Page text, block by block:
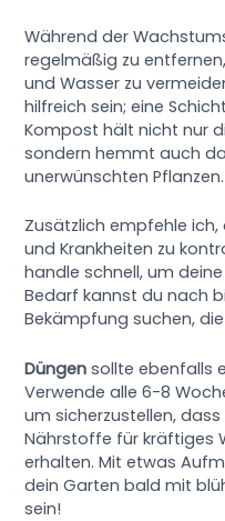
Während der
regelmäßig zu
und Wasser zu
hilfreich sein; eine
Kompost hält nicht nur
sondern hemmt auch
unerwünschten Pflanzen.
Zusätzlich empfehle
und Krankheiten zu
handle schnell, um
Bedarf kannst du nach
Bekämpfung suchen,
Düngen sollte ebenfalls
Verwende alle 6-8
um sicherzustellen,
Nährstoffe für kräftiges
erhalten. Mit etwas
dein Garten bald mit
sein!